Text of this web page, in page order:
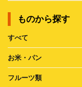
ものから探す
すべて
お米・パン
フルーツ類